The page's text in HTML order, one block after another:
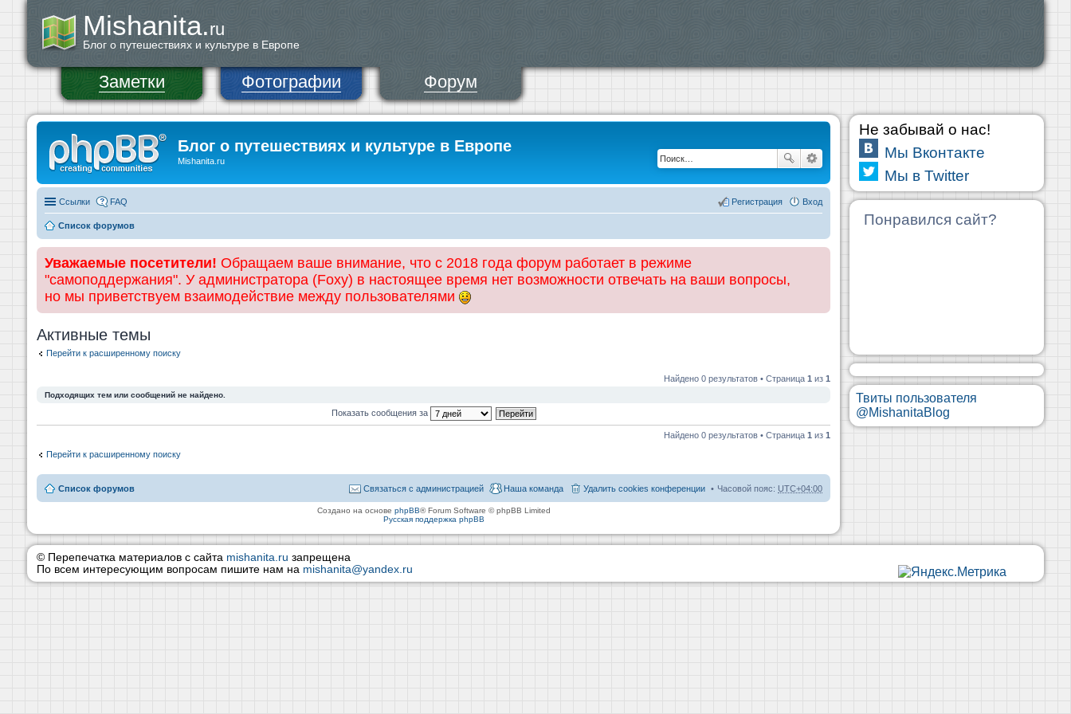
Mishanita.ru
Блог о путешествиях и культуре в Европе
Заметки Фотографии Форум
Блог о путешествиях и культуре в Европе
Mishanita.ru
Ссылки FAQ Вход
Регистрация
Список форумов
Уважаемые посетители! Обращаем ваше внимание, что с 2018 года форум работает в режиме
"самоподдержания". У администратора (Foxy) в настоящее время нет возможности отвечать на ваши вопросы,
но мы приветствуем взаимодействие между пользователями
Активные темы
Перейти к расширенному поиску
Найдено 0 результатов • Страница 1 из 1
Подходящих тем или сообщений не найдено.
Показать сообщения за
Найдено 0 результатов • Страница 1 из 1
Перейти к расширенному поиску
Список форумов Часовой пояс: UTC+04:00
Удалить cookies конференции
Наша команда
Связаться с администрацией
Создано на основе phpBB® Forum Software © phpBB Limited
Русская поддержка phpBB
Не забывай о нас!
Мы Вконтакте
Мы в Twitter
Понравился сайт?
Твиты пользователя
@MishanitaBlog
© Перепечатка материалов с сайта mishanita.ru запрещена
По всем интересующим вопросам пишите нам на mishanita@yandex.ru